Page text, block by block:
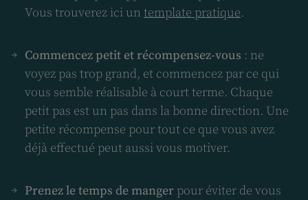
Vous trouverez ici un template pratique.
Commencez petit et récompensez-vous : ne
voyez pas trop grand, et commencez par ce qui
vous semble réalisable à court terme. Chaque
petit pas est un pas dans la bonne direction. Une
petite récompense pour tout ce que vous avez
déjà effectué peut aussi vous motiver.
Prenez le temps de manger pour éviter de vous